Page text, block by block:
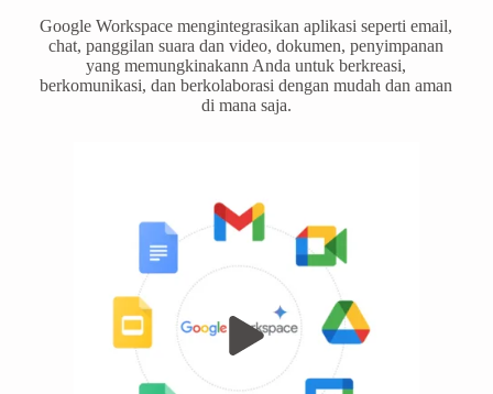
Google Workspace mengintegrasikan aplikasi seperti email,
chat, panggilan suara dan video, dokumen, penyimpanan
yang memungkinakann Anda untuk berkreasi,
berkomunikasi, dan berkolaborasi dengan mudah dan aman
di mana saja.